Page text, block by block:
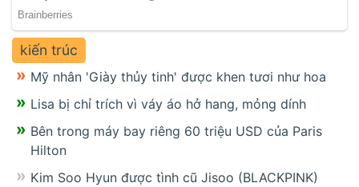
kiến trúc
Mỹ nhân 'Giày thủy tinh' được khen tươi như hoa
Lisa bị chỉ trích vì váy áo hở hang, mỏng dính
Bên trong máy bay riêng 60 triệu USD của Paris
Hilton
Kim Soo Hyun được tình cũ Jisoo (BLACKPINK)